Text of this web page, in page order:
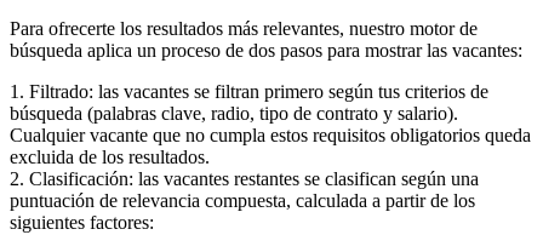
Para ofrecerte los resultados más relevantes, nuestro motor de
búsqueda aplica un proceso de dos pasos para mostrar las vacantes:
1. Filtrado: las vacantes se filtran primero según tus criterios de
búsqueda (palabras clave, radio, tipo de contrato y salario).
Cualquier vacante que no cumpla estos requisitos obligatorios queda
excluida de los resultados.
2. Clasificación: las vacantes restantes se clasifican según una
puntuación de relevancia compuesta, calculada a partir de los
siguientes factores: